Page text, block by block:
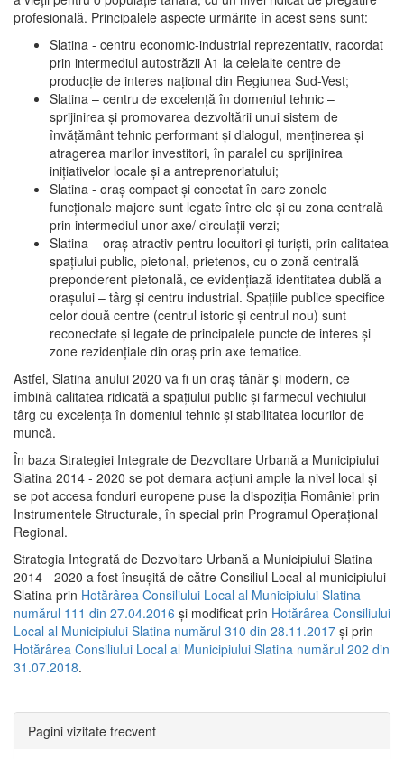
profesională. Principalele aspecte urmărite în acest sens sunt:
Slatina - centru economic-industrial reprezentativ, racordat
prin intermediul autostrăzii A1 la celelalte centre de
producţie de interes naţional din Regiunea Sud-Vest;
Slatina – centru de excelenţă în domeniul tehnic –
sprijinirea şi promovarea dezvoltării unui sistem de
învăţământ tehnic performant şi dialogul, menţinerea şi
atragerea marilor investitori, în paralel cu sprijinirea
iniţiativelor locale şi a antreprenoriatului;
Slatina - oraş compact şi conectat în care zonele
funcţionale majore sunt legate între ele şi cu zona centrală
prin intermediul unor axe/ circulații verzi;
Slatina – oraş atractiv pentru locuitori şi turişti, prin calitatea
spaţiului public, pietonal, prietenos, cu o zonă centrală
preponderent pietonală, ce evidenţiază identitatea dublă a
oraşului – târg şi centru industrial. Spaţiile publice specifice
celor două centre (centrul istoric şi centrul nou) sunt
reconectate şi legate de principalele puncte de interes şi
zone rezidenţiale din oraş prin axe tematice.
Astfel, Slatina anului 2020 va fi un oraş tânăr şi modern, ce
îmbină calitatea ridicată a spaţiului public şi farmecul vechiului
târg cu excelenţa în domeniul tehnic şi stabilitatea locurilor de
muncă.
În baza Strategiei Integrate de Dezvoltare Urbană a Municipiului
Slatina 2014 - 2020 se pot demara acţiuni ample la nivel local şi
se pot accesa fonduri europene puse la dispoziţia României prin
Instrumentele Structurale, în special prin Programul Operațional
Regional.
Strategia Integrată de Dezvoltare Urbană a Municipiului Slatina
2014 - 2020 a fost însuşită de către Consiliul Local al municipiului
Slatina prin Hotărârea Consiliului Local al Municipiului Slatina
numărul 111 din 27.04.2016 și modificat prin Hotărârea Consiliului
Local al Municipiului Slatina numărul 310 din 28.11.2017 și prin
Hotărârea Consiliului Local al Municipiului Slatina numărul 202 din
31.07.2018.
Pagini vizitate frecvent